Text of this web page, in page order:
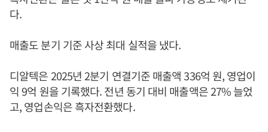
다.
매출도 분기 기준 사상 최대 실적을 냈다.
디알텍은 2025년 2분기 연결기준 매출액 336억 원, 영업이
익 9억 원을 기록했다. 전년 동기 대비 매출액은 27% 늘었
고, 영업손익은 흑자전환했다.